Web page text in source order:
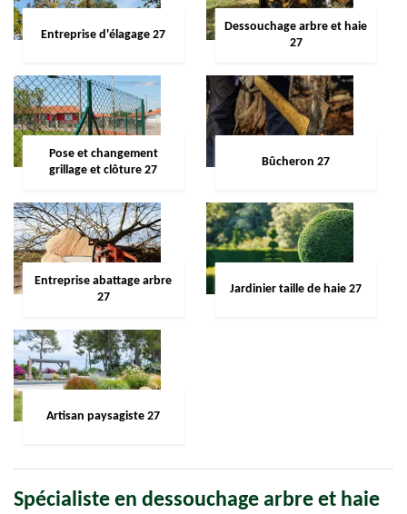
Entreprise d'élagage 27
Dessouchage arbre et haie
27
Pose et changement
grillage et clôture 27
Bûcheron 27
Entreprise abattage arbre
27
Jardinier taille de haie 27
Artisan paysagiste 27
Spécialiste en dessouchage arbre et haie